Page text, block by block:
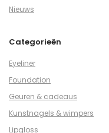
Nieuws
Categorieën
Eyeliner
Foundation
Geuren & cadeaus
Kunstnagels & wimpers
Lipgloss